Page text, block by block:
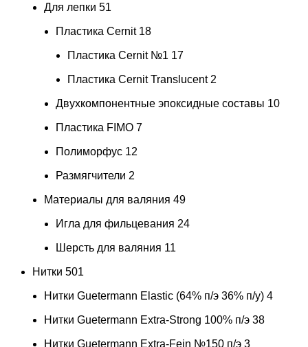
Для лепки 51
Пластика Cernit 18
Пластика Cernit №1 17
Пластика Cernit Translucent 2
Двухкомпонентные эпоксидные составы 10
Пластика FIMO 7
Полиморфус 12
Размягчители 2
Материалы для валяния 49
Игла для фильцевания 24
Шерсть для валяния 11
Нитки 501
Нитки Guetermann Elastic (64% п/э 36% п/у) 4
Нитки Guetermann Extra-Strong 100% п/э 38
Нитки Guetermann Extra-Fein №150 п/э 3